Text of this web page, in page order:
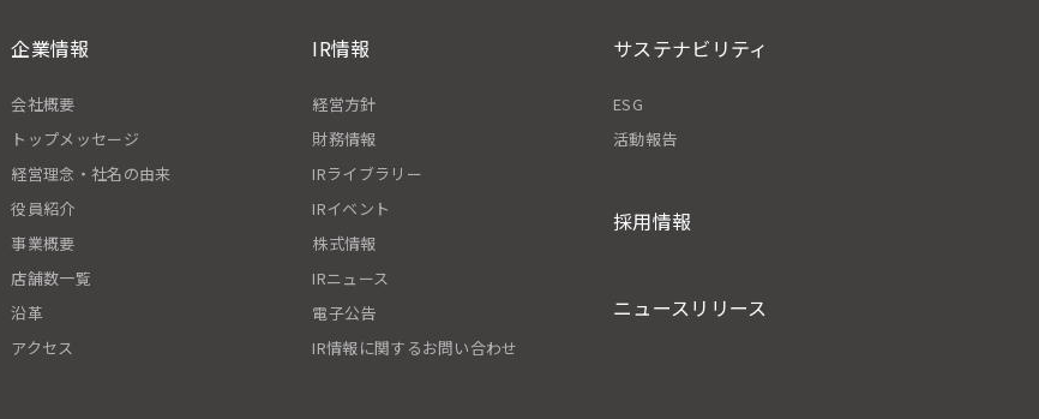
企業情報
会社概要
トップメッセージ
経営理念・社名の由来
役員紹介
事業概要
店舗数一覧
沿革
アクセス
IR情報
経営方針
財務情報
IRライブラリー
IRイベント
株式情報
IRニュース
電子公告
IR情報に関するお問い合わせ
サステナビリティ
ESG
活動報告
採用情報
ニュースリリース